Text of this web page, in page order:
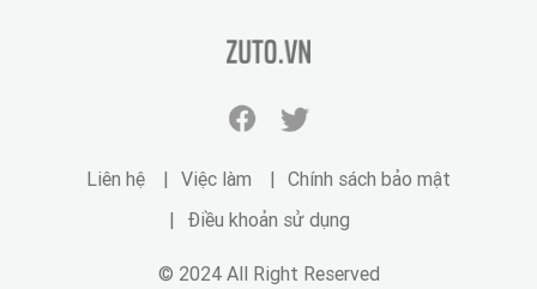
zuto.vn
© 2024 All Right Reserved
Liên hệ Việc làm
Chính sách bảo mật
Điều khoản sử dụng
Facebook
zuto.vn
Twitter
zuto.vn